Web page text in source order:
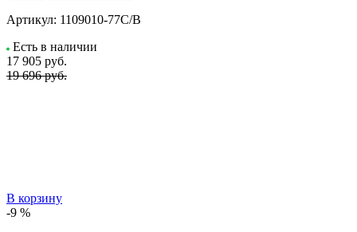
Артикул: 1109010-77C/B
Есть в наличии
17 905 руб.
19 696 руб.
В корзину
-9 %